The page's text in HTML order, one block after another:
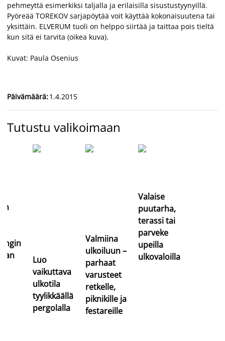
pehmeyttä esimerkiksi taljalla ja erilaisilla sisustustyynyillä.
Pyöreää TOREKOV sarjapöytää voit käyttää kokonaisuutena tai
yksittäin. ELVERUM tuoli on helppo siirtää ja taittaa pois tieltä
kun sitä ei tarvita (oikea kuva).
Kuvat: Paula Osenius
Päivämäärä:1.4.2015
Tutustu valikoimaan
Luo
vaikuttava
ulkotila
tyylikkäällä
pergolalla
Valmiina
ulkoiluun –
parhaat
varusteet
retkelle,
piknikille ja
festareille
Valaise
puutarha,
terassi tai
parveke
upeilla
ulkovaloilla